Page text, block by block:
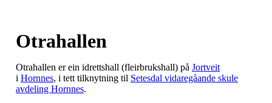
Otrahallen
Otrahallen er ein idrettshall (fleirbrukshall) på Jortveit
i Hornnes, i tett tilknytning til Setesdal vidaregåande skule
avdeling Hornnes.